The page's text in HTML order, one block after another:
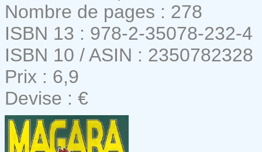
Nombre de pages : 278
ISBN 13 : 978-2-35078-232-4
ISBN 10 / ASIN : 2350782328
Prix : 6,9
Devise : €